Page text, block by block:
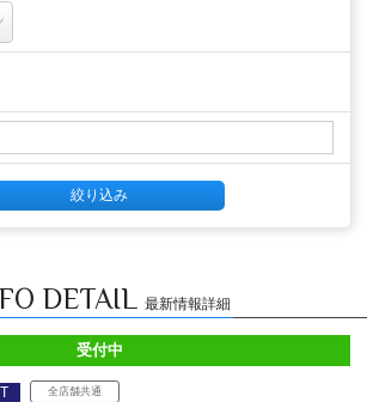
DETAIL 最新情報詳細
受付中
全店舗共通